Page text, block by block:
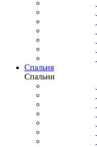
Спальня
Спальни